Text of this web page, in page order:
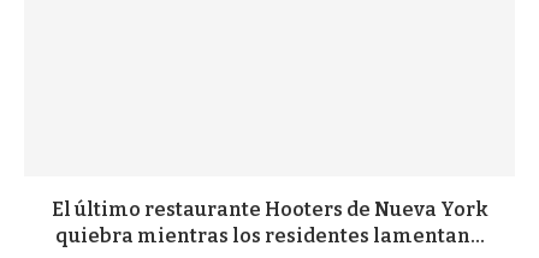
El último restaurante Hooters de Nueva York
quiebra mientras los residentes lamentan...